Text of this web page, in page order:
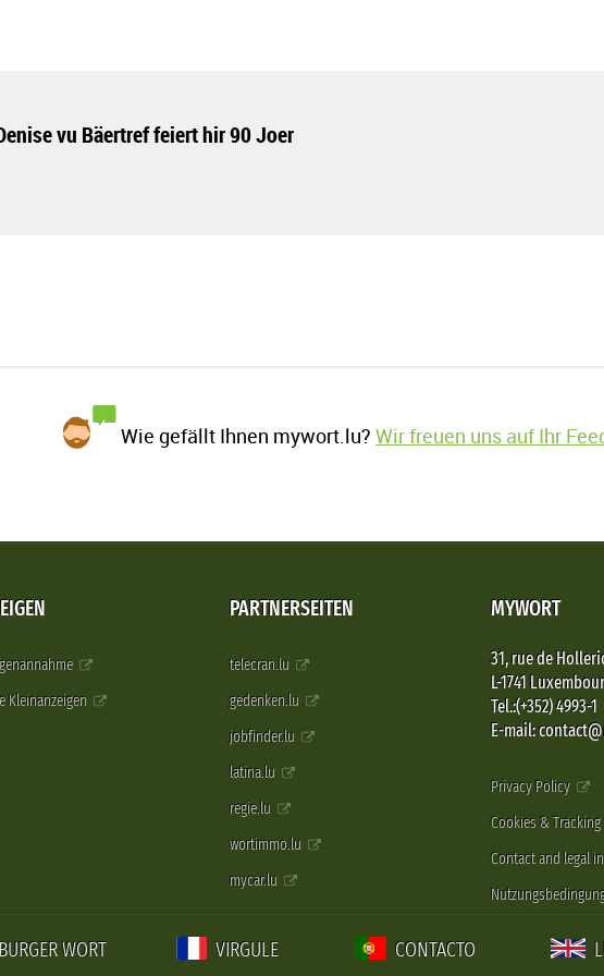
vu Bäertref feiert hir 90 Joer
Wie gefällt Ihnen mywort.lu?Wir freuen uns auf Ihr
Kleinanzeigen
PARTNERSEITEN
telecran.lu
gedenken.lu
jobfinder.lu
latina.lu
regie.lu
wortimmo.lu
mycar.lu
MYWORT
31, rue de
L-1741
Tel.:(+352) 4993-1
E-mail:
Privacy Policy
Cookies & Tracking
Contact and legal
WORT VIRGULE CONTACTO